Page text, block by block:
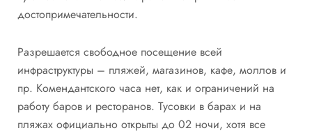
достопримечательности.
Разрешается свободное посещение всей
инфраструктуры – пляжей, магазинов, кафе, моллов и
пр. Комендантского часа нет, как и ограничений на
работу баров и ресторанов. Тусовки в барах и на
пляжах официально открыты до 02 ночи, хотя все